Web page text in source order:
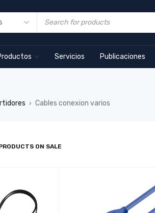
Servicios Publicaciones
› Cables conexion varios
ON SALE